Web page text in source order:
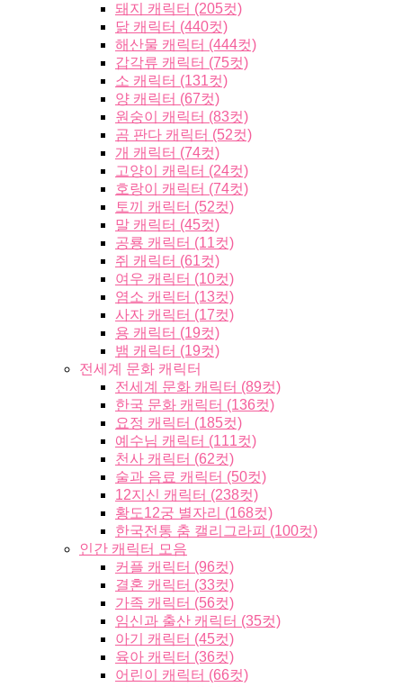
돼지 캐릭터 (205컷)
닭 캐릭터 (440컷)
해산물 캐릭터 (444컷)
갑각류 캐릭터 (75컷)
소 캐릭터 (131컷)
양 캐릭터 (67컷)
원숭이 캐릭터 (83컷)
곰 판다 캐릭터 (52컷)
개 캐릭터 (74컷)
고양이 캐릭터 (24컷)
호랑이 캐릭터 (74컷)
토끼 캐릭터 (52컷)
말 캐릭터 (45컷)
공룡 캐릭터 (11컷)
쥐 캐릭터 (61컷)
여우 캐릭터 (10컷)
염소 캐릭터 (13컷)
사자 캐릭터 (17컷)
용 캐릭터 (19컷)
뱀 캐릭터 (19컷)
전세계 문화 캐릭터
전세계 문화 캐릭터 (89컷)
한국 문화 캐릭터 (136컷)
요정 캐릭터 (185컷)
예수님 캐릭터 (111컷)
천사 캐릭터 (62컷)
술과 음료 캐릭터 (50컷)
12지신 캐릭터 (238컷)
황도12궁 별자리 (168컷)
한국전통 춤 캘리그라피 (100컷)
인간 캐릭터 모음
커플 캐릭터 (96컷)
결혼 캐릭터 (33컷)
가족 캐릭터 (56컷)
임신과 출산 캐릭터 (35컷)
아기 캐릭터 (45컷)
육아 캐릭터 (36컷)
어린이 캐릭터 (66컷)